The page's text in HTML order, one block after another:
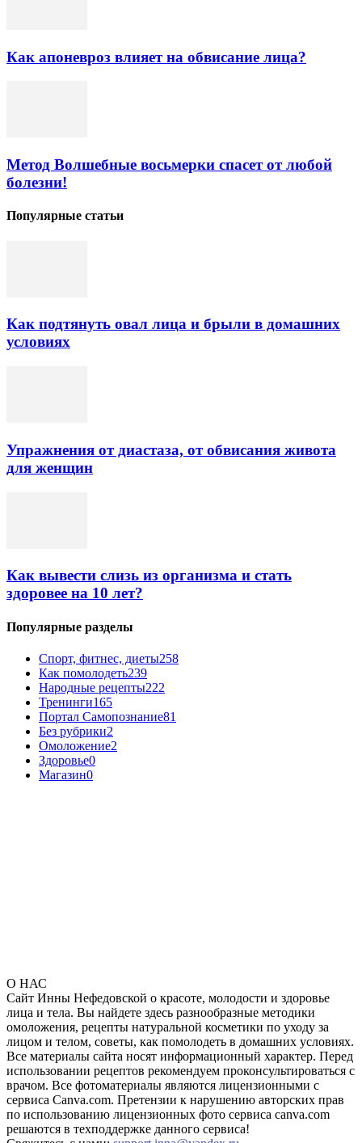
Как апоневроз влияет на обвисание лица?
Метод Волшебные восьмерки спасет от любой
болезни!
Популярные статьи
Как подтянуть овал лица и брыли в домашних
условиях
Упражнения от диастаза, от обвисания живота
для женщин
Как вывести слизь из организма и стать
здоровее на 10 лет?
Популярные разделы
Спорт, фитнес, диеты258
Как помолодеть239
Народные рецепты222
Тренинги165
Портал Самопознание81
Без рубрики2
Омоложение2
Здоровье0
Магазин0
О НАС
Сайт Инны Нефедовской о красоте, молодости и здоровье
лица и тела. Вы найдете здесь разнообразные методики
омоложения, рецепты натуральной косметики по уходу за
лицом и телом, советы, как помолодеть в домашних условиях.
Все материалы сайта носят информационный характер. Перед
использовании рецептов рекомендуем проконсультироваться с
врачом. Все фотоматериалы являются лицензионными с
сервиса Canva.com. Претензии к нарушению авторских прав
по использованию лицензионных фото сервиса canva.com
решаются в техподдержке данного сервиса!